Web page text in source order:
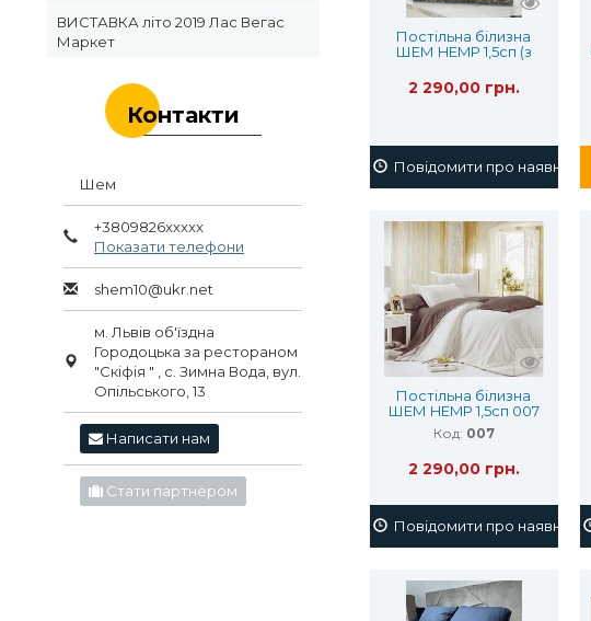
Постільна білизна
ШЕМ HEMP 1,5сп (з
волокном)
2 290,00 грн.
Повідомити про наявність
Постільна білизна
ШЕМ HEMP 1,5сп 007
Код: 007
2 290,00 грн.
Повідомити про наявність
ВИСТАВКА літо 2019 Лас Вегас
Маркет
Контакти
Шем
+3809826xxxxx
Показати телефони
shem10@ukr.net
м. Львів об'їздна
Городоцька за рестораном
"Скіфія " , с. Зимна Вода, вул.
Опільського, 13
Написати нам
Стати партнером